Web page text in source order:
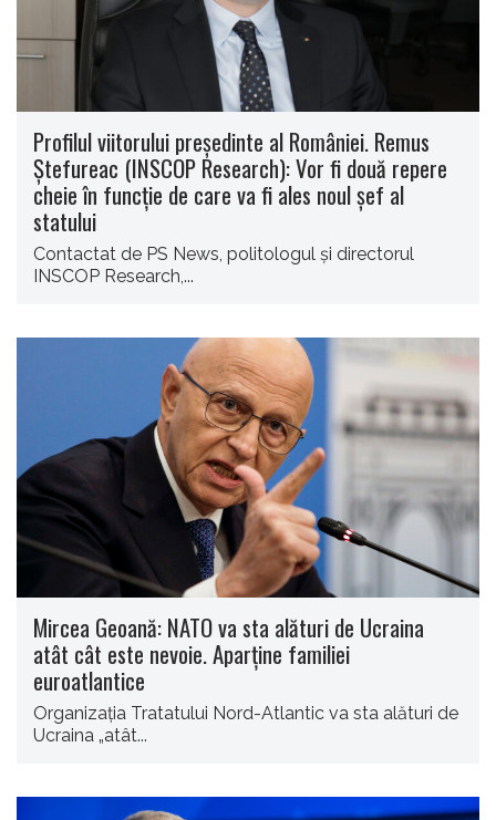
Profilul viitorului președinte al României. Remus
Ștefureac (INSCOP Research): Vor fi două repere
cheie în funcție de care va fi ales noul șef al
statului
Contactat de PS News, politologul și directorul
INSCOP Research,...
Mircea Geoană: NATO va sta alături de Ucraina
atât cât este nevoie. Aparţine familiei
euroatlantice
Organizaţia Tratatului Nord-Atlantic va sta alături de
Ucraina „atât...